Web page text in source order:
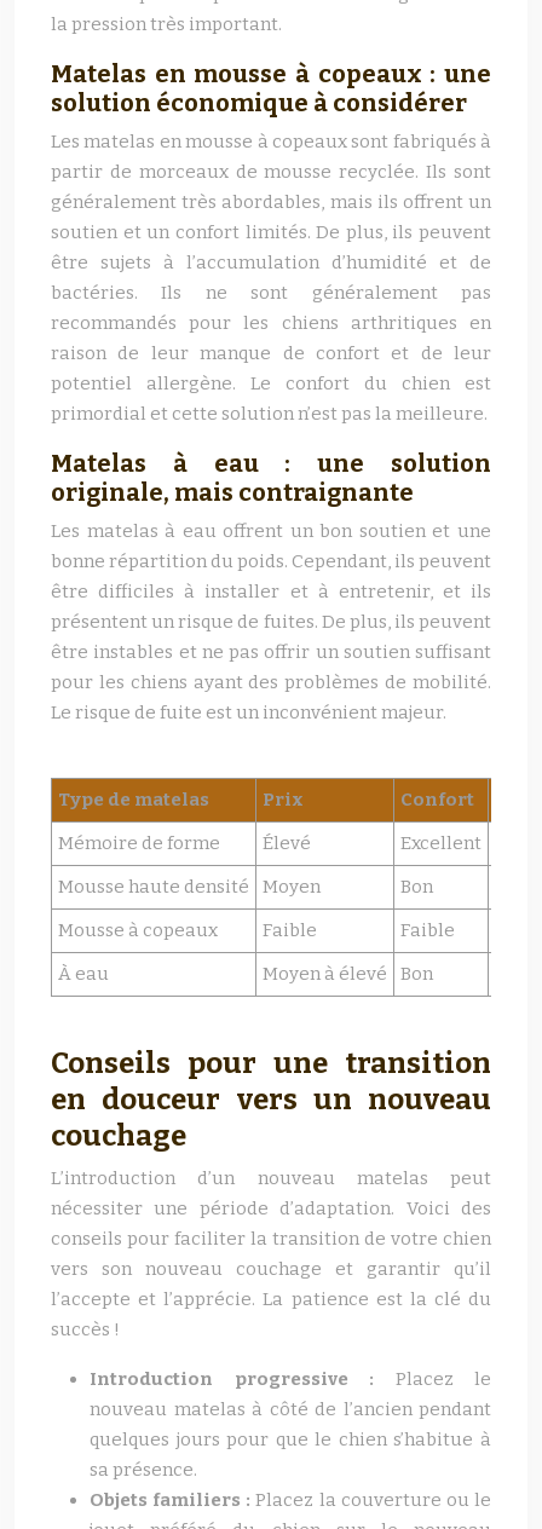
la pression très important.
Matelas en mousse à copeaux : une
solution économique à considérer
Les matelas en mousse à copeaux sont fabriqués à
partir de morceaux de mousse recyclée. Ils sont
généralement très abordables, mais ils offrent un
soutien et un confort limités. De plus, ils peuvent
être sujets à l’accumulation d’humidité et de
bactéries. Ils ne sont généralement pas
recommandés pour les chiens arthritiques en
raison de leur manque de confort et de leur
potentiel allergène. Le confort du chien est
primordial et cette solution n’est pas la meilleure.
Matelas à eau : une solution
originale, mais contraignante
Les matelas à eau offrent un bon soutien et une
bonne répartition du poids. Cependant, ils peuvent
être difficiles à installer et à entretenir, et ils
présentent un risque de fuites. De plus, ils peuvent
être instables et ne pas offrir un soutien suffisant
pour les chiens ayant des problèmes de mobilité.
Le risque de fuite est un inconvénient majeur.
Type de matelas Prix Confort
Mémoire de forme
Élevé Excellent
Mousse haute densité
Moyen Bon
Mousse à copeaux
Faible Faible
À eau
Moyen à élevé Bon
Conseils pour une transition
en douceur vers un nouveau
couchage
L’introduction d’un nouveau matelas peut
nécessiter une période d’adaptation. Voici des
conseils pour faciliter la transition de votre chien
vers son nouveau couchage et garantir qu’il
l’accepte et l’apprécie. La patience est la clé du
succès !
Introduction progressive : Placez le
nouveau matelas à côté de l’ancien pendant
quelques jours pour que le chien s’habitue à
sa présence.
Objets familiers :Placez la couverture ou le